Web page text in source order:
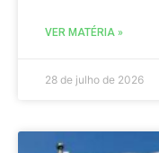
VER MATÉRIA »
28 de julho de 2026